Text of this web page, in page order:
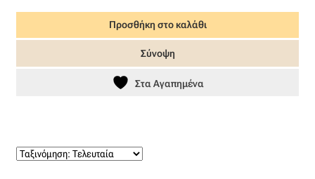
Λογαριασμός
Βαμβακοσατέν
Προσθήκη στο καλάθι
Σύνοψη
Στα Αγαπημένα